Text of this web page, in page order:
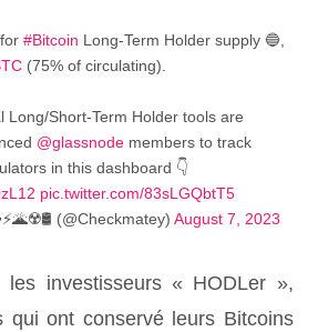
for#Bitcoin Long-Term Holder supply 🔵,
(75% of circulating).
Long/Short-Term Holder tools are
@glassnode members to track
in this dashboard 👇
pic.twitter.com/83sLGQbtT5
(@Checkmatey)August 7, 2023
les investisseurs « HODLer »,
qui ont conservé leurs Bitcoins